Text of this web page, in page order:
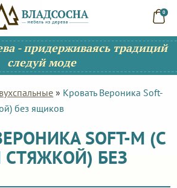
0
- придерживаясь традиций
следуй моде
» Кровать Вероника Soft-
без ящиков
SOFT-M (С
БЕЗ